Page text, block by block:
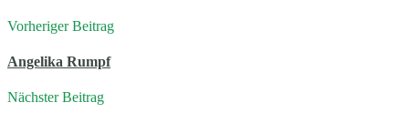
Vorheriger Beitrag
Angelika Rumpf
Nächster Beitrag